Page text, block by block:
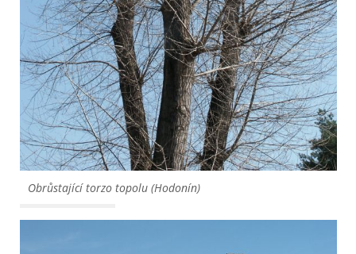
Obrůstající torzo topolu (Hodonín)